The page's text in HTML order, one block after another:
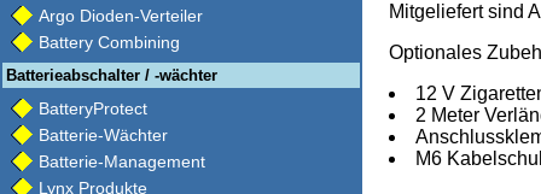
Argo Dioden-Verteiler
Battery Combining
Batterieabschalter / -wächter
BatteryProtect
Batterie-Wächter
Batterie-Management
Lynx Produkte
Mitgeliefert sind
Optionales
12 V
2 Meter
M6